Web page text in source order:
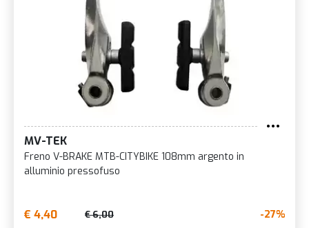
MV-TEK
Freno V-BRAKE MTB-CITYBIKE 108mm argento in
alluminio pressofuso
€ 4,40 € 6,00 -27%